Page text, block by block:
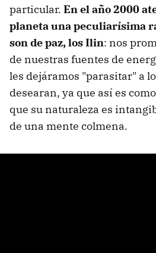
particular. En el año 2000
planeta una peculiarísima
son de paz, los Ilin: nos
de nuestras fuentes de
les dejáramos "parasitar" a
desearan, ya que así es
que su naturaleza es
de una mente colmena.